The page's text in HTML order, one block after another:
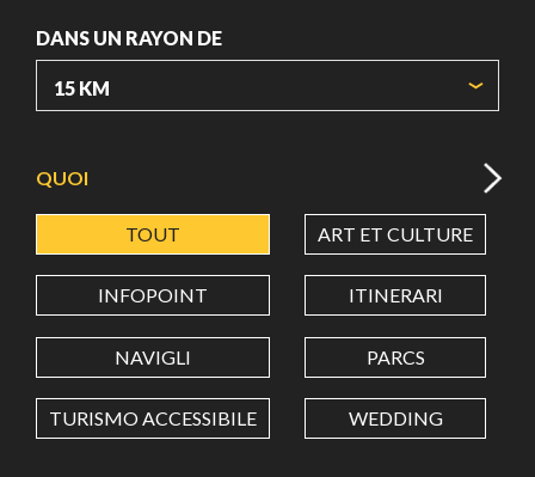
DANS UN RAYON DE
LATITUDE
LONGITUDE
Value in decimal degrees. Use dot (.) as decimal separator.
QUOI
TOUT ART ET CULTURE
INFOPOINT ITINERARI
NAVIGLI PARCS
TURISMO ACCESSIBILE WEDDING